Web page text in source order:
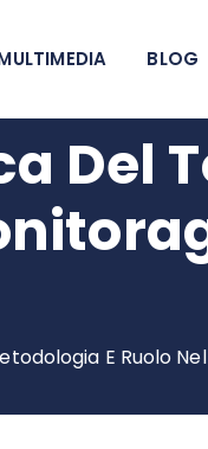
BLOG
Del
E Ruolo